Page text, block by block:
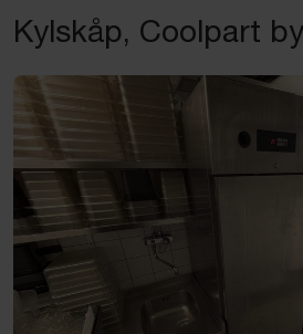
Kylskåp, Coolpart